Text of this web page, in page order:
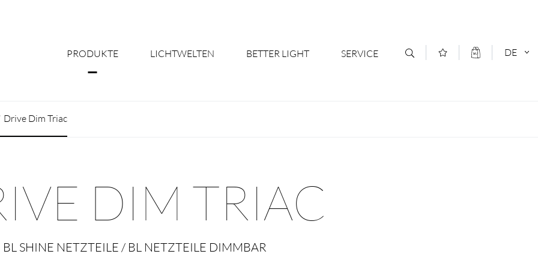
PRODUKTE LICHTWELTEN BETTER LIGHT
Licht nach Maß - Ihr Mehrwert
SERVICE
Downloads & Formulare
DE
Drive Dim Triac
DIM TRIAC
BL SHINE NETZTEILE / BL NETZTEILE DIMMBAR